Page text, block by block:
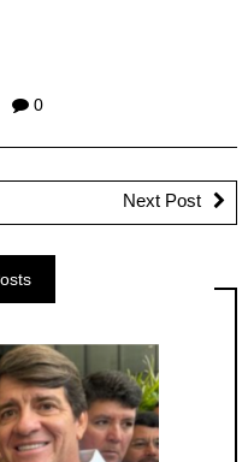
0
Next Post